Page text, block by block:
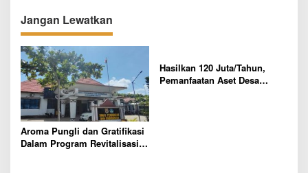
s
Jangan Lewatkan
Aroma Pungli dan Gratifikasi
Dalam Program Revitalisasi
Hasilkan 120 Juta/Tahun,
Pemanfaatan Aset Desa